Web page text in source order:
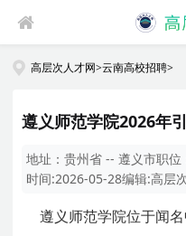
高层次人才网>云南高校招聘>
遵义师范学院2026年
地址：贵州省 -- 遵义市职位
时间:2026-05-28编辑:高层
遵义师范学院位于闻